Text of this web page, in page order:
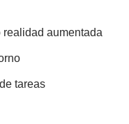
aumentada
tareas